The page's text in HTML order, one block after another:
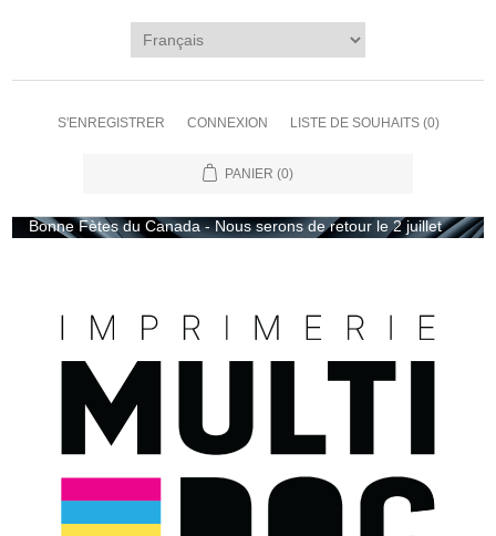
S'ENREGISTRER CONNEXION LISTE DE SOUHAITS (0)
PANIER (0)
Bonne Fètes du Canada - Nous serons de retour le 2 juillet